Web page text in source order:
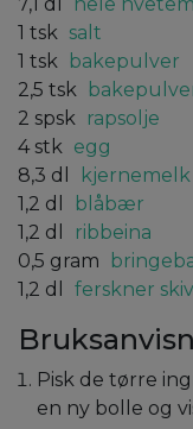
1 tsk salt
1 tsk
bakepulver
2,5 tsk
2 spsk rapsolje
4 stk egg
8,3 dl
kjernemelk
1,2 dl
blåbær
1,2 dl
ribbeina
0,5 gram
1,2 dl ferskner
Pisk de tørre
en ny bolle og